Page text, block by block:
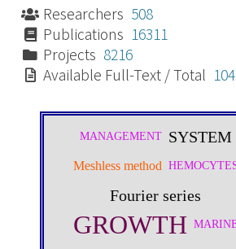
Researchers 508
Publications 16311
Projects 8216
Available Full-Text / Total 104